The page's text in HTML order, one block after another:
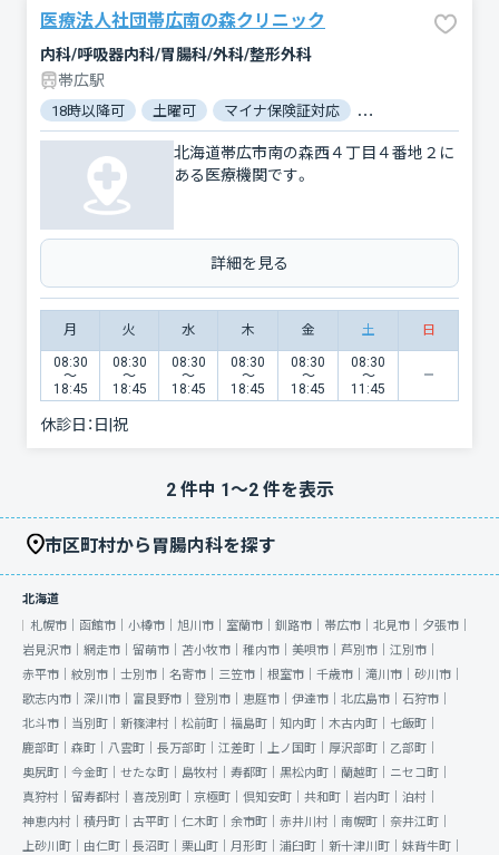
医療法人社団帯広南の森クリニック
内科/呼吸器内科/胃腸科/外科/整形外科
帯広駅
18時以降可 土曜可 マイナ保険証対応 駐車場あり
北海道帯広市南の森西４丁目４番地２に
ある医療機関です。
詳細を見る
月 火 水 木 金 土 日
08:30
〜
18:45
08:30
〜
18:45
08:30
〜
18:45
08:30
〜
18:45
08:30
〜
18:45
08:30
〜
11:45
休診日： 日|祝
2件中 1〜2件を表示
市区町村から胃腸内科を探す
北海道
札幌市｜ 函館市｜ 小樽市｜ 旭川市｜ 室蘭市｜ 釧路市｜ 帯広市｜ 北見市｜ 夕張市｜
岩見沢市｜ 網走市｜ 留萌市｜ 苫小牧市｜ 稚内市｜ 美唄市｜ 芦別市｜ 江別市｜
赤平市｜ 紋別市｜ 士別市｜ 名寄市｜ 三笠市｜ 根室市｜ 千歳市｜ 滝川市｜ 砂川市｜
歌志内市｜ 深川市｜ 富良野市｜ 登別市｜ 恵庭市｜ 伊達市｜ 北広島市｜ 石狩市｜
北斗市｜ 当別町｜ 新篠津村｜ 松前町｜ 福島町｜ 知内町｜ 木古内町｜ 七飯町｜
鹿部町｜ 森町｜ 八雲町｜ 長万部町｜ 江差町｜ 上ノ国町｜ 厚沢部町｜ 乙部町｜
奥尻町｜ 今金町｜ せたな町｜ 島牧村｜ 寿都町｜ 黒松内町｜ 蘭越町｜ ニセコ町｜
真狩村｜ 留寿都村｜ 喜茂別町｜ 京極町｜ 倶知安町｜ 共和町｜ 岩内町｜ 泊村｜
神恵内村｜ 積丹町｜ 古平町｜ 仁木町｜ 余市町｜ 赤井川村｜ 南幌町｜ 奈井江町｜
上砂川町｜ 由仁町｜ 長沼町｜ 栗山町｜ 月形町｜ 浦臼町｜ 新十津川町｜ 妹背牛町｜